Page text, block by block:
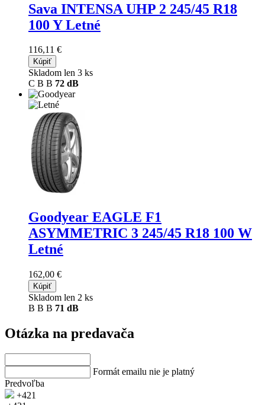
Sava INTENSA UHP 2 245/45 R18
100 Y Letné
116,11 €
Kúpiť
Skladom len 3 ks
C B B 72 dB
Goodyear EAGLE F1
ASYMMETRIC 3 245/45 R18 100 W
Letné
162,00 €
Kúpiť
Skladom len 2 ks
B B B 71 dB
Otázka na predavača
Formát emailu nie je platný
Predvoľba
+421